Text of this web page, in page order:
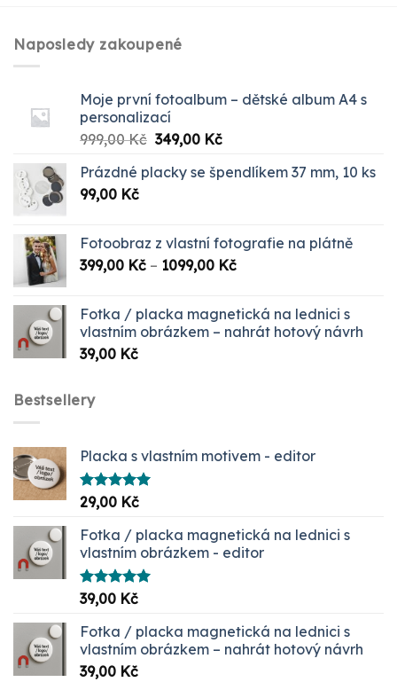
Naposledy zakoupené
Moje první fotoalbum – dětské album A4 s
personalizací
999,00Kč Původní
byla:
349,00 KčAktuální
je:
Prázdné placky se špendlíkem 37 mm, 10 ks
99,00 Kč
Fotoobraz z vlastní fotografie na plátně
399,00 Kč – 1099,00 KčRozpětí
až
1099,00 Kč
Fotka / placka magnetická na lednici s
vlastním obrázkem – nahrát hotový návrh
39,00 Kč
Bestsellery
Placka s vlastním motivem - editor
Hodnocení
5.00
29,00 Kč
Fotka / placka magnetická na lednici s
vlastním obrázkem - editor
Hodnocení
5.00
39,00 Kč
Fotka / placka magnetická na lednici s
vlastním obrázkem – nahrát hotový návrh
39,00 Kč